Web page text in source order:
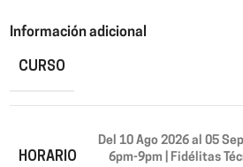
Información adicional
CURSO
HORARIO
Del 10 Ago 2026 al 05
6pm-9pm | Fidélitas